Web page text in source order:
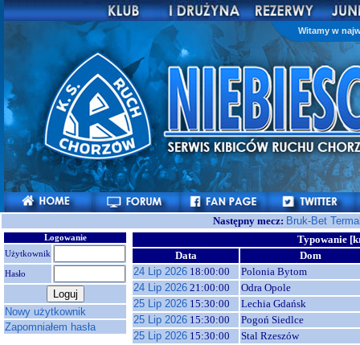
Witamy w
Następny mecz: Bruk-Bet
Logowanie
Użytkownik
Hasło
Nowy użytkownik
Zapomniałem hasła
Typowanie
Data
Dom
24 Lip 2026 18:00:00
Polonia Bytom
24 Lip 2026 21:00:00
Odra Opole
25 Lip 2026 15:30:00
Lechia Gdańsk
25 Lip 2026 15:30:00
Pogoń Siedlce
25 Lip 2026 15:30:00
Stal Rzeszów